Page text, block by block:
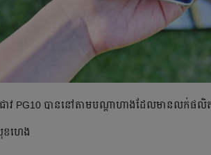
ជាវ PG10 បាន​នៅ​តាម​បណ្ដា​ហាង​ដែល​មាន​លក់​ផលិ
ហេង